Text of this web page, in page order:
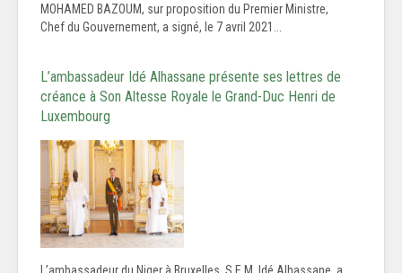
MOHAMED BAZOUM, sur proposition du Premier Ministre,
Chef du Gouvernement, a signé, le 7 avril 2021...
L’ambassadeur Idé Alhassane présente ses lettres de
créance à Son Altesse Royale le Grand-Duc Henri de
Luxembourg